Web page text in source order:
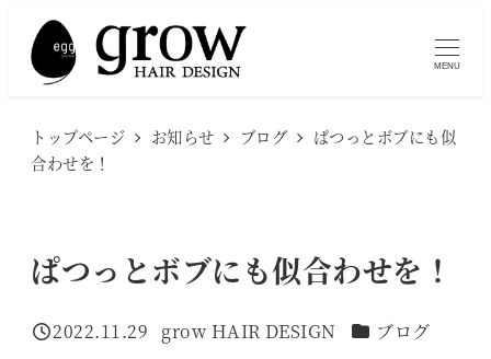
MENU
トップページ お知らせ ブログ
ぱつっとボブにも似
合わせを！
ぱつっとボブにも似合わせを！
投稿日
2022.11.29
著
grow HAIR DESIGN カテゴリー
ブログ